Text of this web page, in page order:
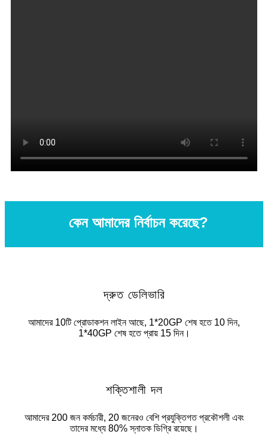
কেন আমাদের নির্বাচন করেছে?
দ্রুত ডেলিভারি
আমাদের 10টি প্রোডাকশন লাইন আছে, 1*20GP শেষ হতে 10 দিন,
1*40GP শেষ হতে প্রায় 15 দিন।
শক্তিশালী দল
আমাদের 200 জন কর্মচারী, 20 জনেরও বেশি প্রযুক্তিগত প্রকৌশলী এবং
তাদের মধ্যে 80% স্নাতক ডিগ্রি রয়েছে।